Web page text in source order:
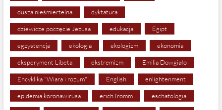
dusza nieśmiertelna dyktatura
dziewicze poczęcie Jezusa edukacja Egipt
egzystencja ekologia ekologizm ekonomia
eksperyment Libeta ekstremizm Emilia Dowgiało
Encyklika "Wiara i rozum" English enlightenment
epidemia koronawirusa erich fromm eschatologia